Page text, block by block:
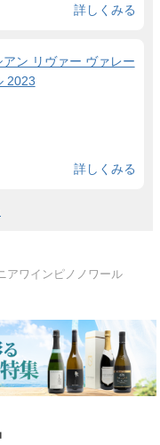
詳しくみる
ン リヴァー ヴァレー
2023
詳しくみる
アワインピノノワール